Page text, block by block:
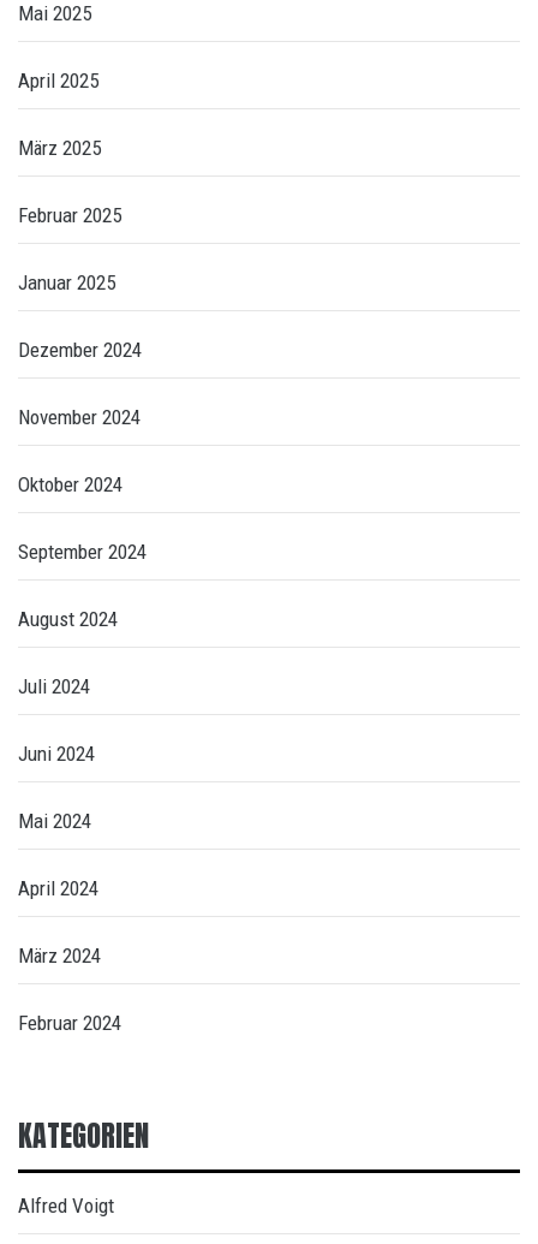
Mai 2025
April 2025
März 2025
Februar 2025
Januar 2025
Dezember 2024
November 2024
Oktober 2024
September 2024
August 2024
Juli 2024
Juni 2024
Mai 2024
April 2024
März 2024
Februar 2024
KATEGORIEN
Alfred Voigt